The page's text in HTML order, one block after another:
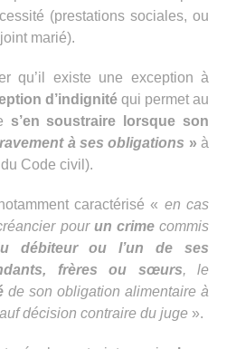
(prestations sociales, ou
marié).
qu’il existe une exception à
d’indignité qui permet au
s’en soustraire lorsque son
à ses obligations »à
Code civil).
caractérisé « en cas
pour un crimecommis
débiteur ou l’un de ses
frères ou sœurs, le
de son obligation alimentaire à
décision contraire du juge ».